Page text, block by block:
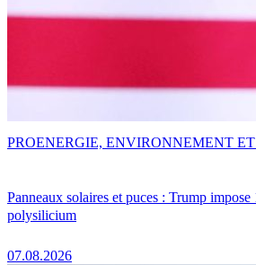
Panneaux solaires et puces : Trump impose
polysilicium
07.08.2026
PROENERGIE, ENVIRONNEMENT